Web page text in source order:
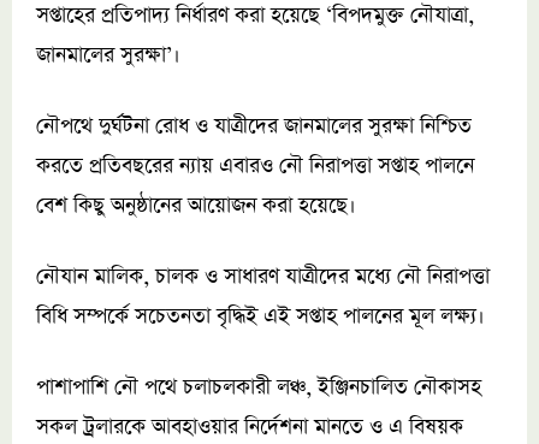
সপ্তাহের প্রতিপাদ্য নির্ধারণ করা হয়েছে ‘বিপদমুক্ত নৌযাত্রা,
জানমালের সুরক্ষা’।
নৌপথে দুর্ঘটনা রোধ ও যাত্রীদের জানমালের সুরক্ষা নিশ্চিত
করতে প্রতিবছরের ন্যায় এবারও নৌ নিরাপত্তা সপ্তাহ পালনে
বেশ কিছু অনুষ্ঠানের আয়োজন করা হয়েছে।
নৌযান মালিক, চালক ও সাধারণ যাত্রীদের মধ্যে নৌ নিরাপত্তা
বিধি সম্পর্কে সচেতনতা বৃদ্ধিই এই সপ্তাহ পালনের মূল লক্ষ্য।
পাশাপাশি নৌ পথে চলাচলকারী লঞ্চ, ইঞ্জিনচালিত নৌকাসহ
সকল ট্রলারকে আবহাওয়ার নির্দেশনা মানতে ও এ বিষয়ক